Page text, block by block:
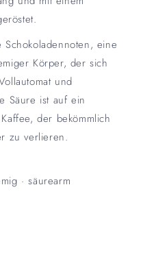
eine
Körper, der sich
und
Säure ist auf ein
der bekömmlich
zu verlieren.
· säurearm